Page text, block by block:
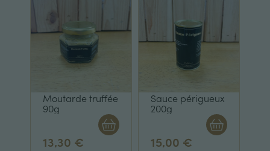
Moutarde truffée
90g
13,30 €
Sauce périgueux
200g
15,00 €